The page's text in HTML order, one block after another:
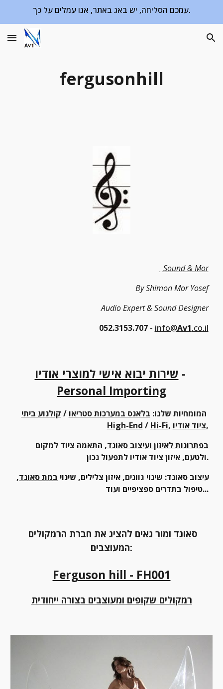
עמכם הסליחה, יש באג באתר, אנו עמלים על כך.
fergusonhill
...Sound & Mor
By Shimon Mor Yosef
Audio Expert & Sound Designer
052.3153.707 - info@Av1.co.il
שירות יבוא אישי למוצרי אודיו
Personal Importing
המומחיות שלנו: בלאנס במערכות סטריאו / קולנוע ביתי
High-End / Hi-Fi, ציוד אודיו,
בפתרונות לאיזון ועיצוב סאונד
ולטעם, איזון ציוד אודיו לתפעול נכון.
עיצוב סאונד: שינוי גוונים, איזון צלילים, שינוי במת סאונד
טיפול בתדרים ספציפיים ועוד...
סאונד ומור
המעוצבים:
Ferguson hill - FH001
רמקולים שקופים ומעוצבים בצורה ייחודית